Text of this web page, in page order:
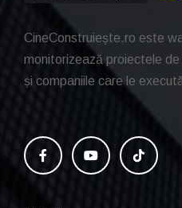
CineConstruiește.ro este
monitorizează proiectele
și companiile care le